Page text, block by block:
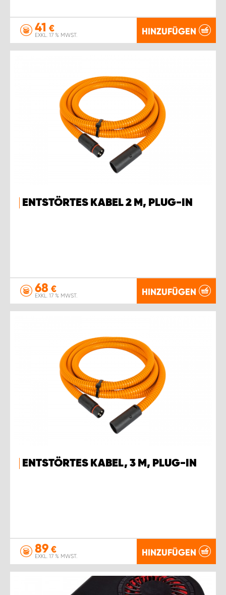
41 €
EXKL. 17 % MWST. HINZUFÜGEN
ENTSTÖRTES KABEL 2 M, PLUG-IN
68 €
EXKL. 17 % MWST. HINZUFÜGEN
ENTSTÖRTES KABEL, 3 M, PLUG-IN
89 €
EXKL. 17 % MWST. HINZUFÜGEN